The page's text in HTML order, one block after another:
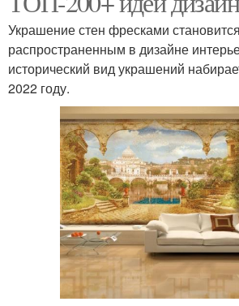
Украшение стен фресками
распространенным в дизайне
исторический вид украшений
2022 году.